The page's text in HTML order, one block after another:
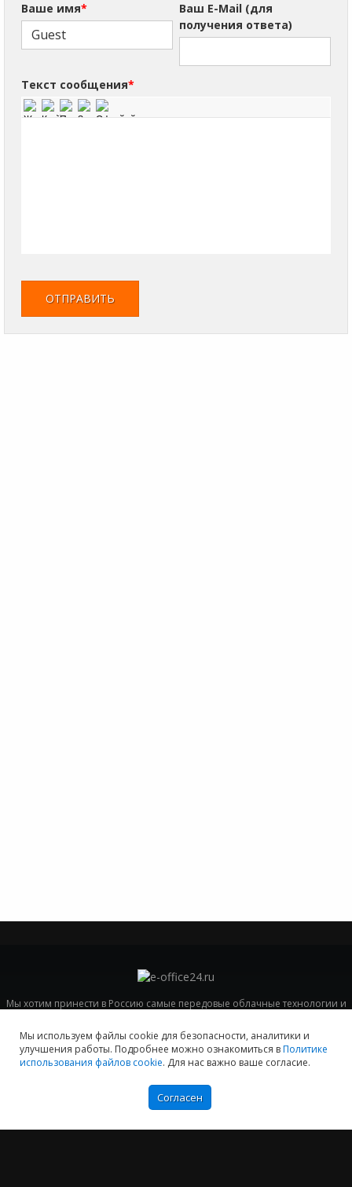
Ваше имя*
Ваш E-Mail (для
получения ответа)
Текст сообщения*
Мы используем файлы cookie для безопасности, аналитики и
улучшения работы. Подробнее можно ознакомиться вПолитике
использования файлов cookie. Для нас важно ваше согласие.
Согласен
Мы хотим принести в Россию самые передовые облачные технологии и
Политика конфиденциальности
Антикоррупционная политика
Договор-оферты
Информация об ИТ-аккредитованной организации
Карта сайта